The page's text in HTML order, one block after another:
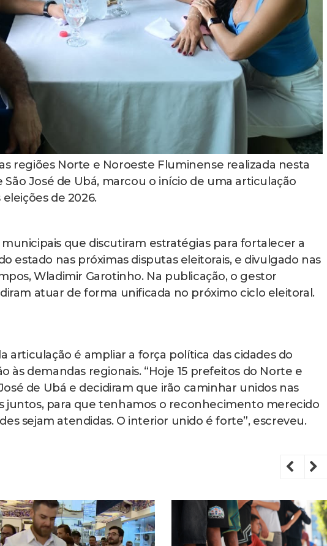
regiões Norte e Noroeste Fluminense realizada nesta
São José de Ubá, marcou o início de uma articulação
de 2026.
que discutiram estratégias para fortalecer a
estado nas próximas disputas eleitorais, e divulgado nas
Wladimir Garotinho. Na publicação, o gestor
atuar de forma unificada no próximo ciclo eleitoral.
articulação é ampliar a força política das cidades do
às demandas regionais. “Hoje 15 prefeitos do Norte e
de Ubá e decidiram que irão caminhar unidos nas
juntos, para que tenhamos o reconhecimento merecido
sejam atendidas. O interior unido é forte”, escreveu.
Previous